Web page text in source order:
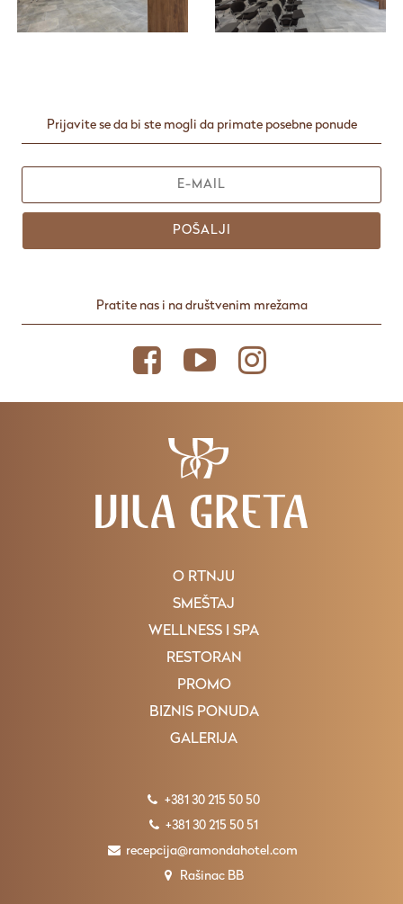
Prijavite se da bi ste mogli da primate posebne ponude
POŠALJI
Pratite nas i na društvenim mrežama
O RTNJU
SMEŠTAJ
WELLNESS I SPA
RESTORAN
PROMO
BIZNIS PONUDA
GALERIJA
+381 30 215 50 50
+381 30 215 50 51
recepcija@ramondahotel.com
Rašinac BB